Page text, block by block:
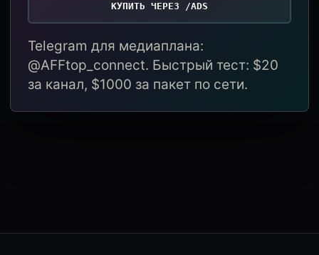
КУПИТЬ ЧЕРЕЗ /ADS
Telegram для медиаплана:
@AFFtop_connect. Быстрый тест: $20
за канал, $1000 за пакет по сети.